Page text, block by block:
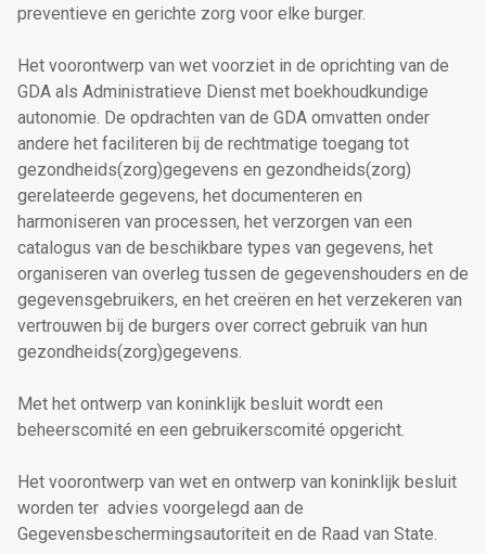
preventieve en gerichte zorg voor elke burger.
Het voorontwerp van wet voorziet in de oprichting van de
GDA als Administratieve Dienst met boekhoudkundige
autonomie. De opdrachten van de GDA omvatten onder
andere het faciliteren bij de rechtmatige toegang tot
gezondheids(zorg)gegevens en gezondheids(zorg)
gerelateerde gegevens, het documenteren en
harmoniseren van processen, het verzorgen van een
catalogus van de beschikbare types van gegevens, het
organiseren van overleg tussen de gegevenshouders en de
gegevensgebruikers, en het creëren en het verzekeren van
vertrouwen bij de burgers over correct gebruik van hun
gezondheids(zorg)gegevens.
Met het ontwerp van koninklijk besluit wordt een
beheerscomité en een gebruikerscomité opgericht.
Het voorontwerp van wet en ontwerp van koninklijk besluit
worden ter advies voorgelegd aan de
Gegevensbeschermingsautoriteit en de Raad van State.